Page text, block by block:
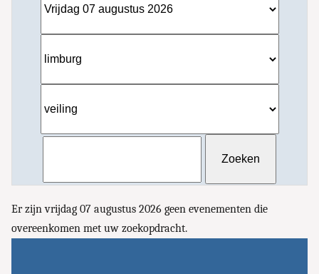
Er zijn vrijdag 07 augustus 2026 geen evenementen die
overeenkomen met uw zoekopdracht.